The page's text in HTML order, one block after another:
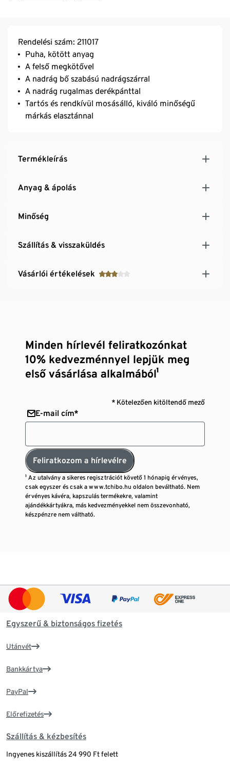
Rendelési szám: 211017
Puha, kötött anyag
A felső megkötővel
A nadrág bő szabású nadrágszárral
A nadrág rugalmas derékpánttal
Tartós és rendkívül mosásálló, kiváló minőségű
márkás elasztánnal
Termékleírás
Anyag & ápolás
Minőség
Szállítás & visszaküldés
Vásárlói értékelések
Minden hírlevél feliratkozónkat
10% kedvezménnyel lepjük meg
első vásárlása alkalmából¹
* Kötelezően kitöltendő mező
E-mail cím*
Feliratkozom a hírlevélre
¹ Az utalvány a sikeres regisztrációt követő 1 hónapig érvényes,
csak egyszer és csak a www.tchibo.hu oldalon beváltható. Nem
érvényes kávéra, kapszulás termékekre, valamint
ajándékkártyákra, más kedvezményekkel nem összevonható,
készpénzre nem váltható.
Egyszerű & biztonságos fizetés
Utánvét
Bankkártya
PayPal
Előrefizetés
Szállítás & kézbesítés
Ingyenes kiszállítás 24 990 Ft felett